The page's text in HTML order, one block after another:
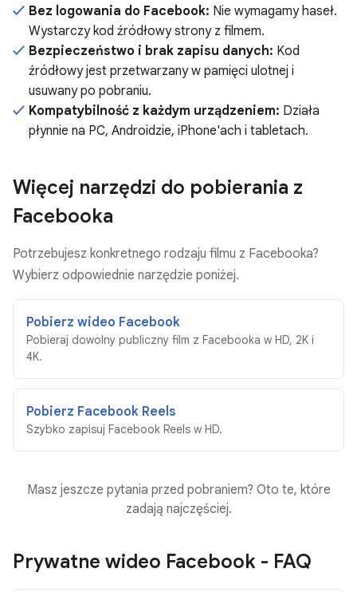
Bez logowania do Facebook: Nie wymagamy haseł.
Wystarczy kod źródłowy strony z filmem.
Bezpieczeństwo i brak zapisu danych: Kod
źródłowy jest przetwarzany w pamięci ulotnej i
usuwany po pobraniu.
Kompatybilność z każdym urządzeniem: Działa
płynnie na PC, Androidzie, iPhone'ach i tabletach.
Więcej narzędzi do pobierania z
Facebooka
Potrzebujesz konkretnego rodzaju filmu z Facebooka?
Wybierz odpowiednie narzędzie poniżej.
Pobierz wideo Facebook
Pobieraj dowolny publiczny film z Facebooka w HD, 2K i
4K.
Pobierz Facebook Reels
Szybko zapisuj Facebook Reels w HD.
Masz jeszcze pytania przed pobraniem? Oto te, które
zadają najczęściej.
Prywatne wideo Facebook - FAQ